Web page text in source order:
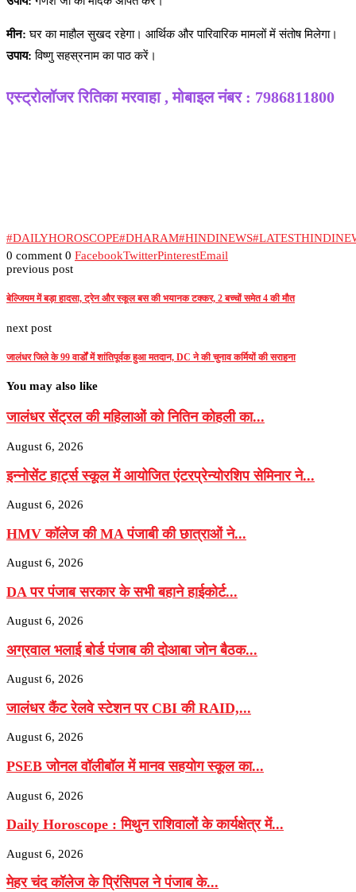
मीन:घर का माहौल सुखद रहेगा। आर्थिक और पारिवारिक मामलों में संतोष मिलेगा।
उपाय: विष्णु सहस्रनाम का पाठ करें।
एस्ट्रोलॉजर रितिका मरवाहा , मोबाइल नंबर : 7986811800
#DAILYHOROSCOPE#DHARAM#HINDINEWS
0 comment 0 FacebookTwitterPinterestEmail
previous post
बेल्जियम में बड़ा हादसा, ट्रेन और स्कूल बस की भयानक टक्कर, 2 बच्चों समेत 4 की मौत
next post
जालंधर जिले के 99 वार्डों में शांतिपूर्वक हुआ मतदान, DC ने की चुनाव कर्मियों की सराहना
You may also like
जालंधर सेंट्रल की महिलाओं को नितिन कोहली का...
August 6, 2026
इन्नोसेंट हार्ट्स स्कूल में आयोजित एंटरप्रेन्योरशिप सेमिनार ने...
August 6, 2026
HMV कॉलेज की MA पंजाबी की छात्राओं ने...
August 6, 2026
DA पर पंजाब सरकार के सभी बहाने हाईकोर्ट...
August 6, 2026
अग्रवाल भलाई बोर्ड पंजाब की दोआबा जोन बैठक...
August 6, 2026
जालंधर कैंट रेलवे स्टेशन पर CBI की RAID,...
August 6, 2026
PSEB जोनल वॉलीबॉल में मानव सहयोग स्कूल का...
August 6, 2026
Daily Horoscope : मिथुन राशिवालों के कार्यक्षेत्र में...
August 6, 2026
मेहर चंद कॉलेज के प्रिंसिपल ने पंजाब के...